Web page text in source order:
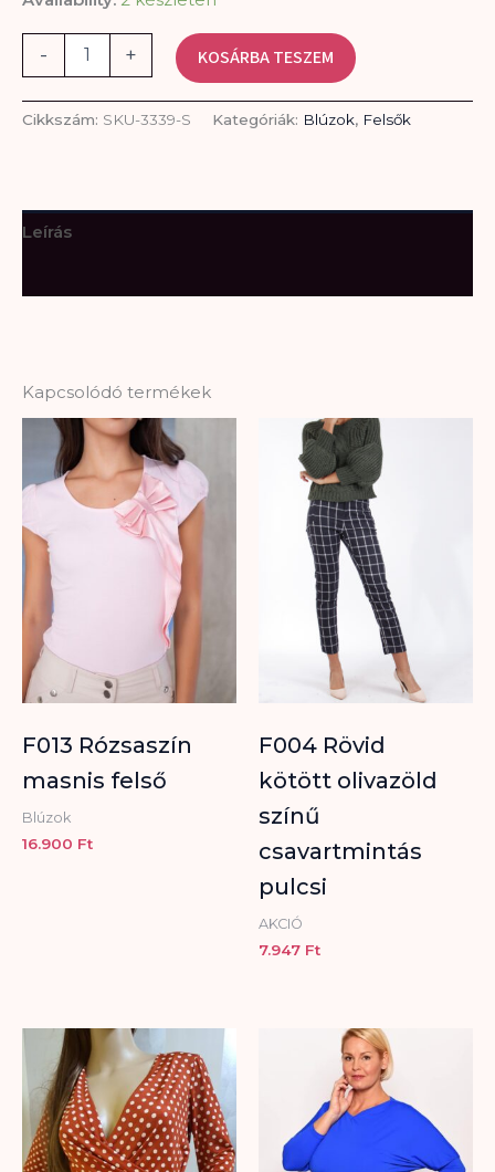
- + KOSÁRBA TESZEM
Cikkszám: SKU-3339-S Kategóriák: Blúzok, Felsők
Leírás
Kapcsolódó termékek
F013 Rózsaszín
masnis felső
Blúzok
16.900 Ft
F004 Rövid
kötött olivazöld
színű
csavartmintás
pulcsi
AKCIÓ
7.947 Ft